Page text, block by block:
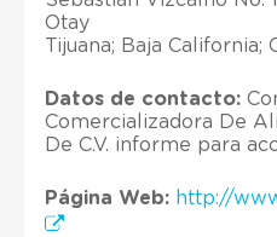
Otay
Tijuana; Baja California;
Datos de contacto:
Comercializadora De
De C.V. informe para
Página Web: http://